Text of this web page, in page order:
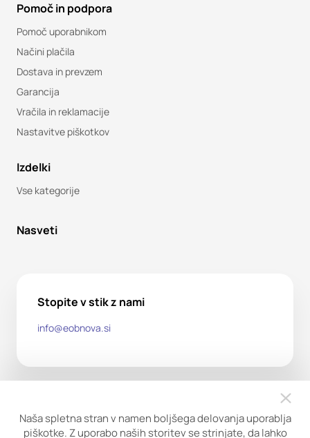
Pomoč in podpora
Pomoč uporabnikom
Načini plačila
Dostava in prevzem
Garancija
Vračila in reklamacije
Nastavitve piškotkov
Izdelki
Vse kategorije
Nasveti
Stopite v stik z nami
info@eobnova.si
Naša spletna stran v namen boljšega delovanja uporablja
piškotke. Z uporabo naših storitev se strinjate, da lahko